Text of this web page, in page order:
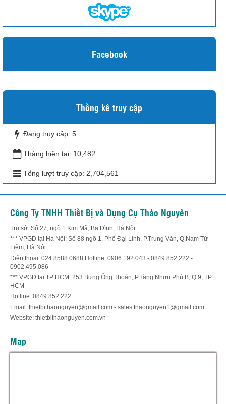
Facebook
Thống kê truy cập
Đang truy cập: 5
Tháng hiện tại: 10,482
Tổng lượt truy cập: 2,704,561
Công Ty TNHH Thiết Bị và Dụng Cụ Thảo Nguyên
Trụ sở: Số 27, ngõ 1 Kim Mã, Ba Đình, Hà Nội
*** VPGD tại Hà Nội: Số 88 ngõ 1, Phố Đại Linh, P.Trung Văn, Q.Nam Từ
Liêm, Hà Nội
Điện thoại: 024.8588.0688 Hotline: 0906.192.043 - 0849.852.222 -
0902.495.086
*** VPGD tại TP HCM: 253 Bưng Ông Thoàn, P.Tăng Nhơn Phú B, Q.9, TP
HCM
Hotline: 0849.852.222
Email. thietbithaonguyen@gmail.com - sales.thaonguyen1@gmail.com
Website: thietbithaonguyen.com.vn
Map